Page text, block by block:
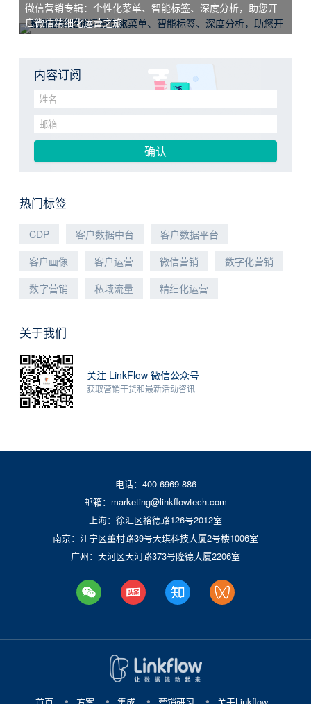
微信营销专辑：个性化菜单、智能标签、深度分析，助您开
启微信精细化运营之旅
内容订阅
热门标签
CDP 客户数据中台
客户数据平台
客户画像
客户运营 微信营销
数字化营销
数字营销
私域流量 精细化运营
关于我们
关注 LinkFlow 微信公众号
获取营销干货和最新活动咨讯
电话：400-6969-886
邮箱：marketing@linkflowtech.com
上海：徐汇区裕德路126号2012室
南京：江宁区董村路39号天琪科技大厦2号楼1006室
广州：天河区天河路373号隆德大厦2206室